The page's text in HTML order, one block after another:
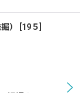
） 19５